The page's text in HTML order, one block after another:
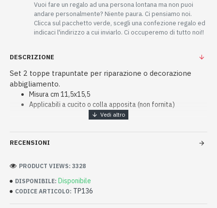
Vuoi fare un regalo ad una persona lontana ma non puoi
andare personalmente? Niente paura. Ci pensiamo noi.
Clicca sul pacchetto verde, scegli una confezione regalo ed
indicaci l'indirizzo a cui inviarlo. Ci occuperemo di tutto noi!!
DESCRIZIONE
Set 2 toppe trapuntate per riparazione o decorazione
abbigliamento.
Misura cm 11,5x15,5
Applicabili a cucito o colla apposita (non fornita)
RECENSIONI
DISPONIBILE: Disponibile
CODICE ARTICOLO: TP136
PRODUCT VIEWS: 3328